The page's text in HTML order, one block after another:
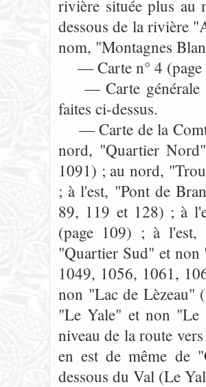
rivière située plus au
dessous de la rivière
nom, "Montagnes
— Carte n° 4 (page
— Carte générale
faites ci-dessus.
— Carte de la
nord, "Quartier
1091) ; au nord,
; à l'est, "Pont de
89, 119 et 128) ; à
(page 109) ; à l'est,
"Quartier Sud" et
1049, 1056, 1061,
non "Lac de Lèzeau"
"Le Yale" et non "Le
niveau de la route
en est de même de
dessous du Val (Le